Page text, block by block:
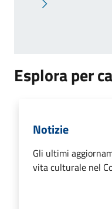
Pagina successiva
Esplora per
Notizie
Gli ultimi
vita culturale nel